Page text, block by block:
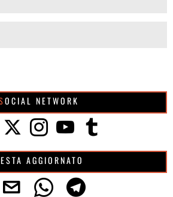
SOCIAL NETWORK
RESTA AGGIORNATO